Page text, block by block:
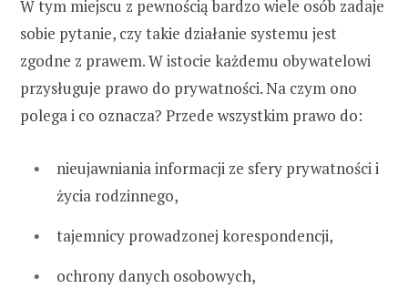
W tym miejscu z pewnością bardzo wiele osób zadaje
sobie pytanie, czy takie działanie systemu jest
zgodne z prawem. W istocie każdemu obywatelowi
przysługuje prawo do prywatności. Na czym ono
polega i co oznacza? Przede wszystkim prawo do:
nieujawniania informacji ze sfery prywatności i
życia rodzinnego,
tajemnicy prowadzonej korespondencji,
ochrony danych osobowych,